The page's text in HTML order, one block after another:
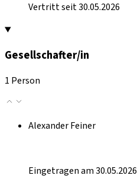
Vertritt seit 30.05.2026
Gesellschafter/in
1 Person
Alexander Feiner
Eingetragen am 30.05.2026